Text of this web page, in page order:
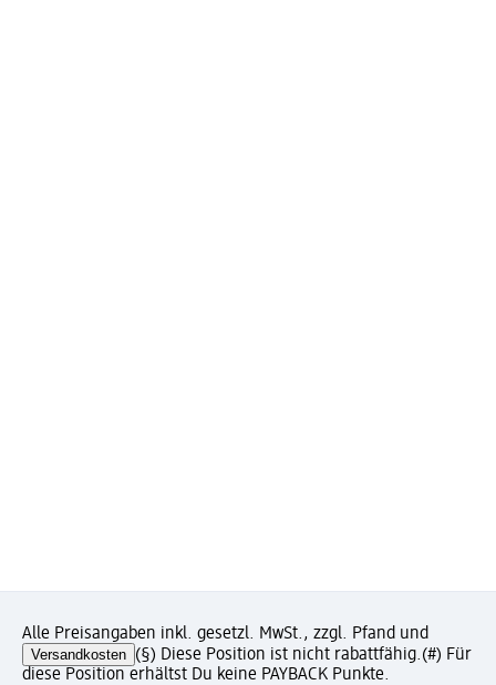
Alle Preisangaben inkl. gesetzl. MwSt., zzgl. Pfand und
Versandkosten (§) Diese Position ist nicht rabattfähig.(#) Für
diese Position erhältst Du keine PAYBACK Punkte.